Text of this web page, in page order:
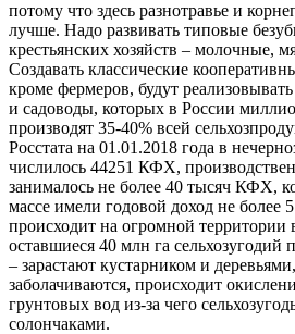
потому что здесь разнотравье и
лучше. Надо развивать типовые
крестьянских хозяйств – молочные,
Создавать классические
кроме фермеров, будут
и садоводы, которых в России
производят 35-40% всей
Росстата на 01.01.2018 года в
числилось 44251 КФХ,
занималось не более 40 тысяч КФХ,
массе имели годовой доход не более
происходит на огромной территории
оставшиеся 40 млн га сельхозугодий
– зарастают кустарником и
заболачиваются, происходит
грунтовых вод из-за чего
солончаками.